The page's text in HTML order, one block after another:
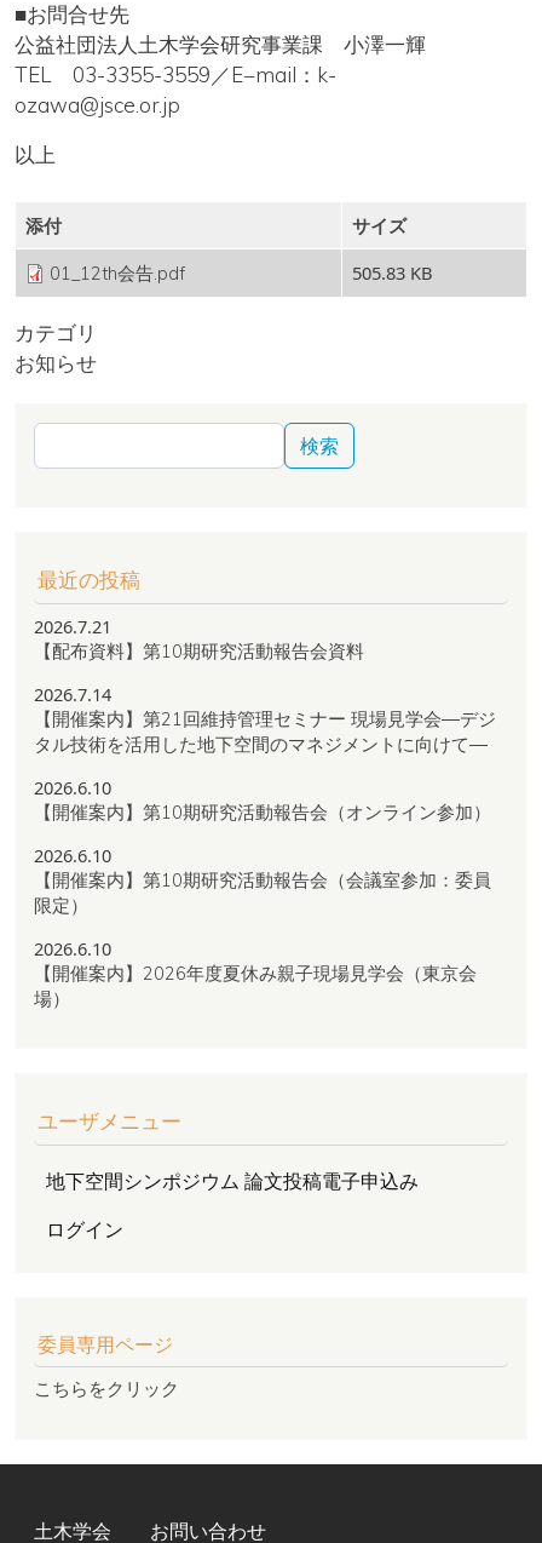
■お問合せ先
公益社団法人土木学会研究事業課 小澤一輝
TEL 03-3355-3559／E−mail：k-
ozawa@jsce.or.jp
以上
添付 サイズ
01_12th会告.pdf 505.83 KB
カテゴリ
お知らせ
検索
最近の投稿
2026.7.21
【配布資料】第10期研究活動報告会資料
2026.7.14
【開催案内】第21回維持管理セミナー 現場見学会―デジ
タル技術を活用した地下空間のマネジメントに向けて―
2026.6.10
【開催案内】第10期研究活動報告会（オンライン参加）
2026.6.10
【開催案内】第10期研究活動報告会（会議室参加：委員
限定）
2026.6.10
【開催案内】2026年度夏休み親子現場見学会（東京会
場）
ユーザメニュー
地下空間シンポジウム 論文投稿電子申込み
ログイン
委員専用ページ
こちらをクリック
土木学会 お問い合わせ